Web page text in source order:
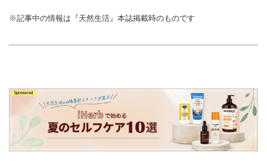
※記事中の情報は『天然生活』本誌掲載時のものです